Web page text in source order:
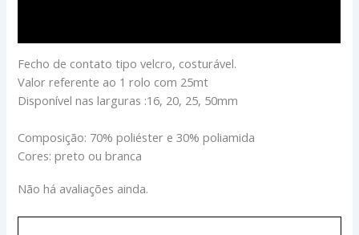
Fecho de contato tipo velcro, costurável.
Valor referente ao 1 rolo com 25mt
Disponível nas larguras :16, 20, 25, 50mm
Composição: 70% poliéster e 30% poliamida
Cores: preto ou branca
Não há avaliações ainda.